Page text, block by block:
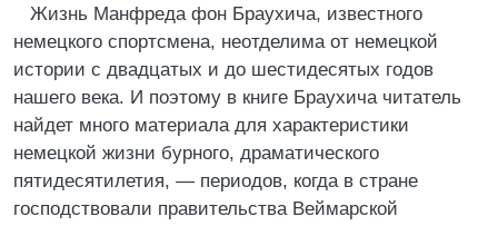
Жизнь Манфреда фон Браухича, известного
немецкого спортсмена, неотделима от немецкой
истории с двадцатых и до шестидесятых годов
нашего века. И поэтому в книге Браухича читатель
найдет много материала для характеристики
немецкой жизни бурного, драматического
пятидесятилетия, — периодов, когда в стране
господствовали правительства Веймарской